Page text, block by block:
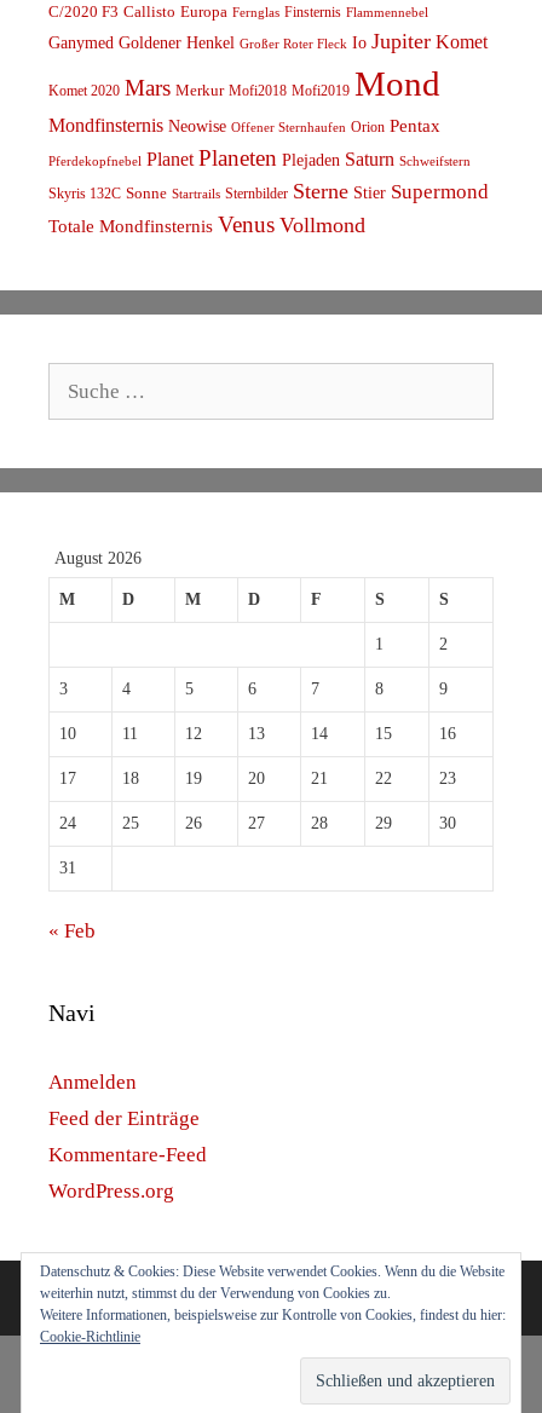
C/2020 F3 Callisto Europa Fernglas Finsternis Flammennebel
Ganymed Goldener Henkel Großer Roter Fleck Io Jupiter Komet
Komet 2020 Mars Merkur Mofi2018 Mofi2019 Mond
Mondfinsternis Neowise Offener Sternhaufen Orion Pentax
Pferdekopfnebel Planet Planeten Plejaden Saturn Schweifstern
Skyris 132C Sonne Startrails Sternbilder Sterne Stier Supermond
Totale Mondfinsternis Venus Vollmond
August 2026
M D M D F S S
1 2
3 4 5 6 7 8 9
10 11 12 13 14 15 16
17 18 19 20 21 22 23
24 25 26 27 28 29 30
31
« Feb
Navi
Anmelden
Feed der Einträge
Kommentare-Feed
WordPress.org
© 2026 astrovatorium.de• Erstellt mitGeneratePress
Datenschutz & Cookies: Diese Website verwendet Cookies. Wenn du die Website
weiterhin nutzt, stimmst du der Verwendung von Cookies zu.
Weitere Informationen, beispielsweise zur Kontrolle von Cookies, findest du hier:
Cookie-Richtlinie